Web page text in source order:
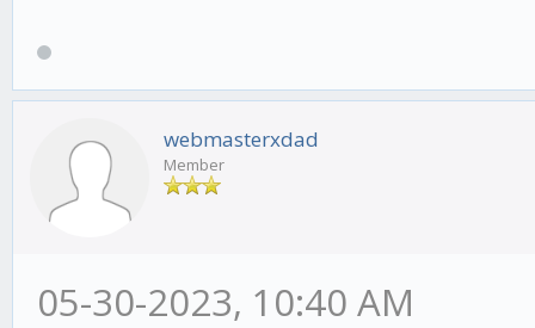
webmasterxdad
Member
05-30-2023, 10:40 AM